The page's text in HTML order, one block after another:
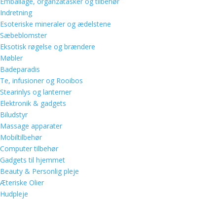
Indretning
Esoteriske mineraler og ædelstene
Sæbeblomster
Eksotisk røgelse og brændere
Møbler
Badeparadis
Te, infusioner og Rooibos
Stearinlys og lanterner
Elektronik & gadgets
Biludstyr
Massage apparater
Mobiltilbehør
Computer tilbehør
Gadgets til hjemmet
Beauty & Personlig pleje
Æteriske Olier
Hudpleje